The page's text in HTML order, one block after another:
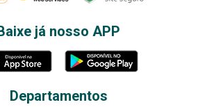
já nosso APP
Departamentos